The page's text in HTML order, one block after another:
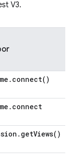
V3.
. connect( )
. connect
. getViews( )